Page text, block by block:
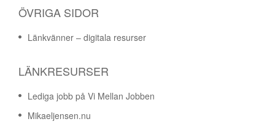
ÖVRIGA SIDOR
Länkvänner – digitala resurser
LÄNKRESURSER
Lediga jobb på Vi Mellan Jobben
Mikaeljensen.nu